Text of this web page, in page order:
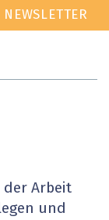
der Arbeit
und